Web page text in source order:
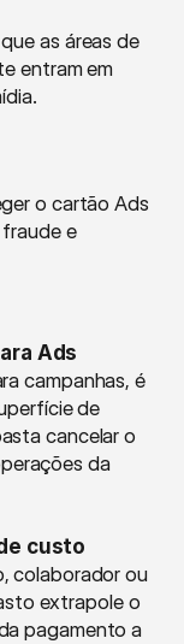
as áreas de
entram em
o cartão Ads
e
Ads
campanhas, é
de
cancelar o
da
custo
colaborador ou
extrapole o
pagamento a